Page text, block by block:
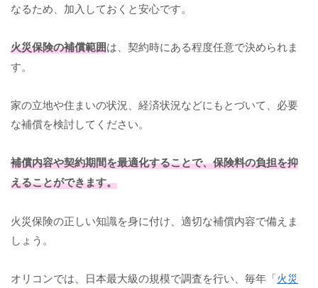
なるため、加入しておくと安心です。
火災保険の補償範囲は、契約時にある程度任意で決められま
す。
家の立地や住まいの状況、経済状況などにもとづいて、必要
な補償を検討してください。
補償内容や契約期間を最適化することで、保険料の負担を抑
えることができます。
火災保険の正しい知識を身に付け、適切な補償内容で備えま
しょう。
オリコンでは、日本最大級の規模で調査を行い、毎年「火災